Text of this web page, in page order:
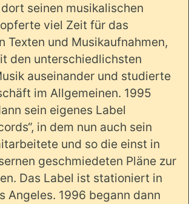
seinen musikalischen
viel Zeit für das
Texten und Musikaufnahmen,
den unterschiedlichsten
auseinander und studierte
im Allgemeinen. 1995
sein eigenes Label
in dem nun auch sein
und so die einst in
geschmiedeten Pläne zur
Das Label ist stationiert in
Angeles. 1996 begann dann